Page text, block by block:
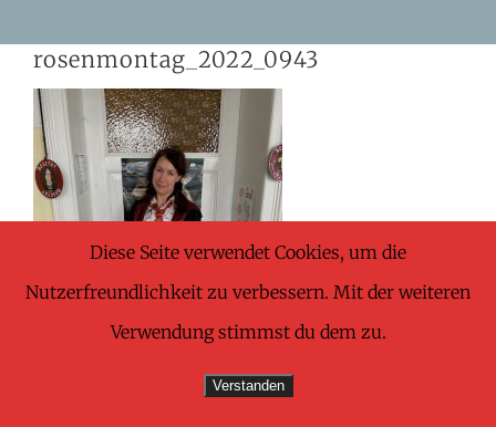
content
rosenmontag_2022_0943
Diese Seite verwendet Cookies, um die
Nutzerfreundlichkeit zu verbessern. Mit der weiteren
Verwendung stimmst du dem zu.
Verstanden